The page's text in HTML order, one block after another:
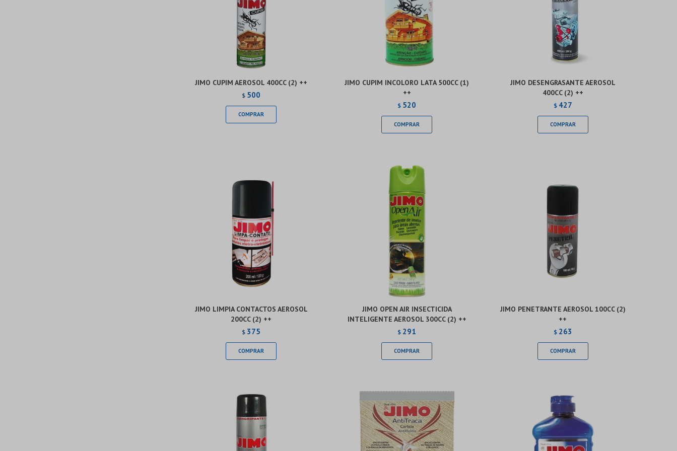
JIMO CUPIM AEROSOL 400CC (2) ++
$ 500
JIMO CUPIM INCOLORO LATA 500CC (1)
++
$ 520
JIMO DESENGRASANTE AEROSOL
400CC (2) ++
$ 427
JIMO LIMPIA CONTACTOS AEROSOL
200CC (2) ++
$ 375
JIMO OPEN AIR INSECTICIDA
INTELIGENTE AEROSOL 300CC (2) ++
$ 291
JIMO PENETRANTE AEROSOL 100CC (2)
++
$ 263